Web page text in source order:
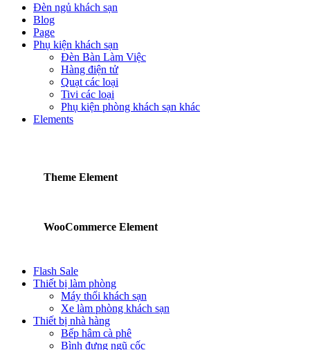
Đèn ngủ khách sạn
Blog
Page
Phụ kiện khách sạn
Đèn Bàn Làm Việc
Hàng điện tử
Quạt các loại
Tivi các loại
Phụ kiện phòng khách sạn khác
Elements
Theme Element
WooCommerce Element
Flash Sale
Thiết bị làm phòng
Máy thổi khách sạn
Xe làm phòng khách sạn
Thiết bị nhà hàng
Bếp hâm cà phê
Bình đựng ngũ cốc